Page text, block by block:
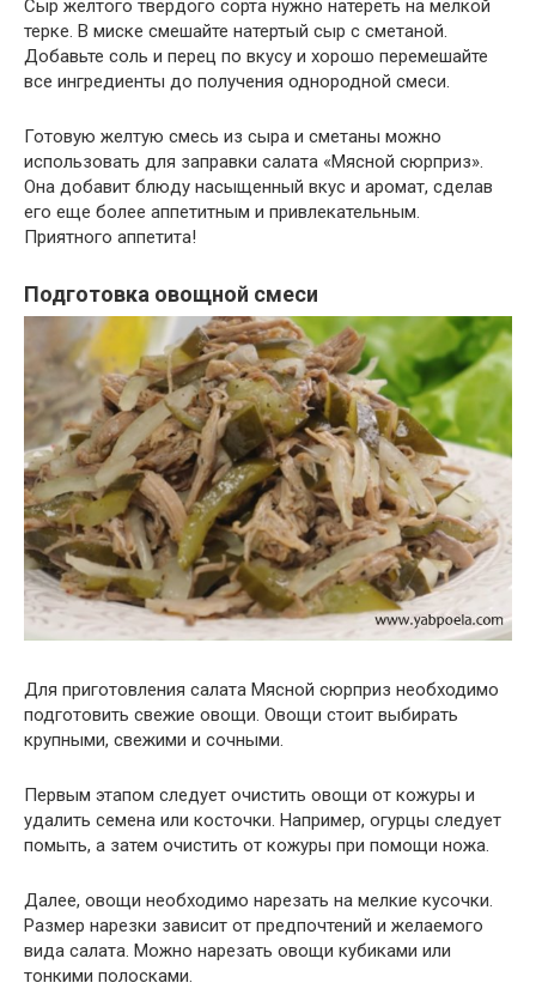
Сыр желтого твердого сорта нужно натереть на мелкой
терке. В миске смешайте натертый сыр с сметаной.
Добавьте соль и перец по вкусу и хорошо перемешайте
все ингредиенты до получения однородной смеси.
Готовую желтую смесь из сыра и сметаны можно
использовать для заправки салата «Мясной сюрприз».
Она добавит блюду насыщенный вкус и аромат, сделав
его еще более аппетитным и привлекательным.
Приятного аппетита!
Подготовка овощной смеси
Для приготовления салата Мясной сюрприз необходимо
подготовить свежие овощи. Овощи стоит выбирать
крупными, свежими и сочными.
Первым этапом следует очистить овощи от кожуры и
удалить семена или косточки. Например, огурцы следует
помыть, а затем очистить от кожуры при помощи ножа.
Далее, овощи необходимо нарезать на мелкие кусочки.
Размер нарезки зависит от предпочтений и желаемого
вида салата. Можно нарезать овощи кубиками или
тонкими полосками.